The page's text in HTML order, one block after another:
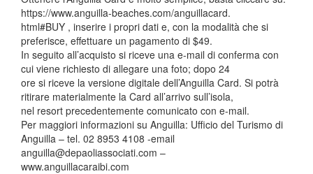
https://www.anguilla-beaches.com/anguillacard.
html#BUY , inserire i propri dati e, con la modalità che si
preferisce, effettuare un pagamento di $49.
In seguito all’acquisto si riceve una e-mail di conferma con
cui viene richiesto di allegare una foto; dopo 24
ore si riceve la versione digitale dell’Anguilla Card. Si potrà
ritirare materialmente la Card all’arrivo sull’isola,
nel resort precedentemente comunicato con e-mail.
Per maggiori informazioni su Anguilla: Ufficio del Turismo di
Anguilla – tel. 02 8953 4108 -email
anguilla@depaoliassociati.com –
www.anguillacaraibi.com